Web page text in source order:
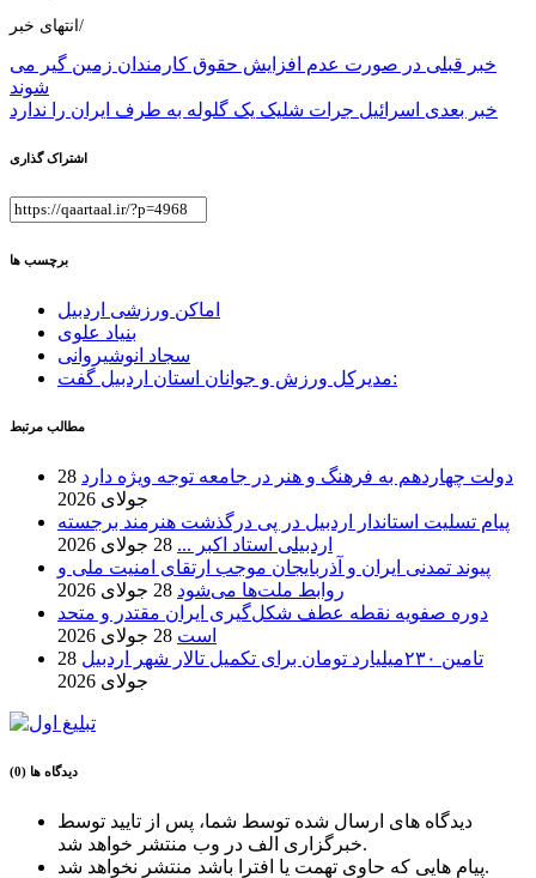
انتهای خبر/
راهبری
نوشته
خبر قبلی در صورت عدم افزایش حقوق کارمندان زمین گیر می
شوند
خبر بعدی اسرائیل جرات شلیک یک گلوله به طرف ایران را ندارد
اشتراک گذاری
برچسب ها
اماکن ورزشی اردبیل
بنیاد علوی
سجاد انوشیروانی
مدیرکل ورزش و جوانان استان اردبیل گفت:
مطالب مرتبط
دولت چهاردهم به فرهنگ و هنر در جامعه توجه ویژه دارد 28
جولای 2026
پیام تسلیت استاندار اردبیل در پی درگذشت هنرمند برجسته
اردبیلی استاد اکبر ... 28 جولای 2026
پیوند تمدنی ایران و آذربایجان موجب ارتقای امنیت ملی و
روابط ملت‌ها می‌شود 28 جولای 2026
دوره صفویه نقطه عطف شکل‌گیری ایران مقتدر و متحد
است 28 جولای 2026
تامین ۲۳۰میلیارد تومان برای تکمیل تالار شهر اردبیل
28
جولای 2026
دیدگاه ها (0)
دیدگاه های ارسال شده توسط شما، پس از تایید توسط
خبرگزاری الف در وب منتشر خواهد شد.
پیام هایی که حاوی تهمت یا افترا باشد منتشر نخواهد شد.